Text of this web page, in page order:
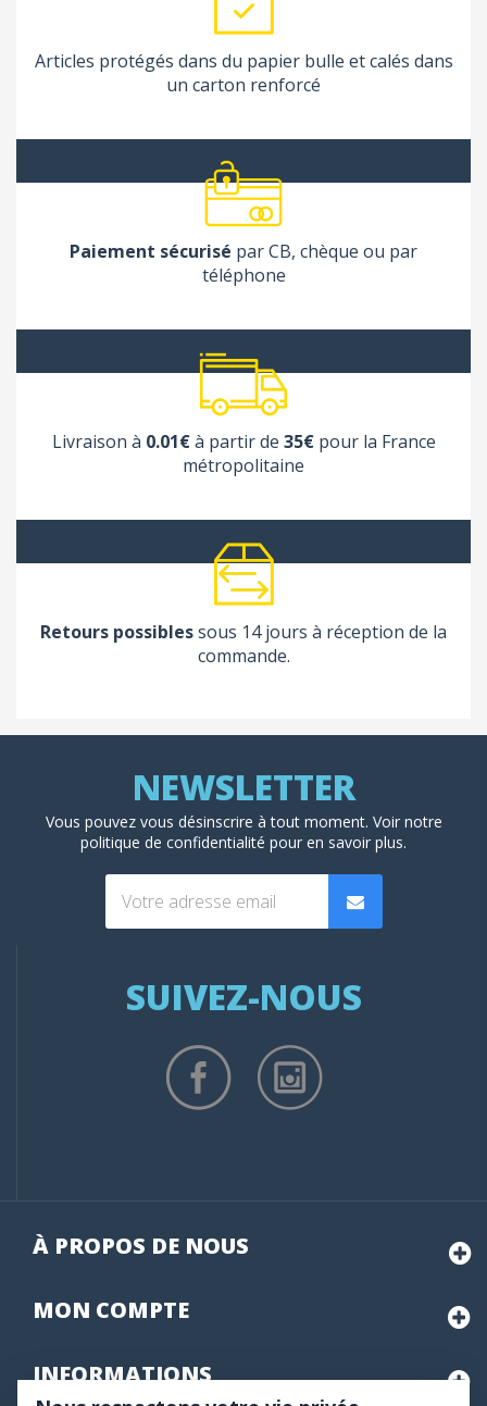
Articles protégés dans du papier bulle et calés dans
un carton renforcé
Paiement sécurisé par CB, chèque ou par
téléphone
Livraison à 0.01€à partir de 35€pour la France
métropolitaine
Retours possiblessous 14 jours à réception de la
commande.
Vous pouvez vous désinscrire à tout moment. Voir notre
politique de confidentialité pour en savoir plus.
SUIVEZ-NOUS
À PROPOS DE NOUS
MON COMPTE
INFORMATIONS